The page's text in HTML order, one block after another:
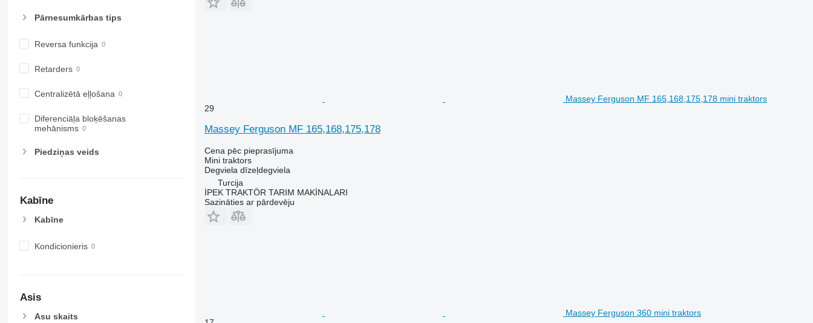
Pārnesumkārbas tips
Reversa funkcija
Retarders
Centralizētā eļļošana
Diferenciāļa bloķēšanas
mehānisms
Piedziņas veids
Kabīne
Kabīne
Kondicionieris
Asis
Asu skaits
Massey Ferguson MF 165,168,175,178 mini traktors
29
Massey Ferguson MF 165,168,175,178
Cena pēc pieprasījuma
Mini traktors
Degviela dīzeļdegviela
Turcija
İPEK TRAKTÖR TARIM MAKİNALARI
Sazināties ar pārdevēju
Massey Ferguson 360 mini traktors